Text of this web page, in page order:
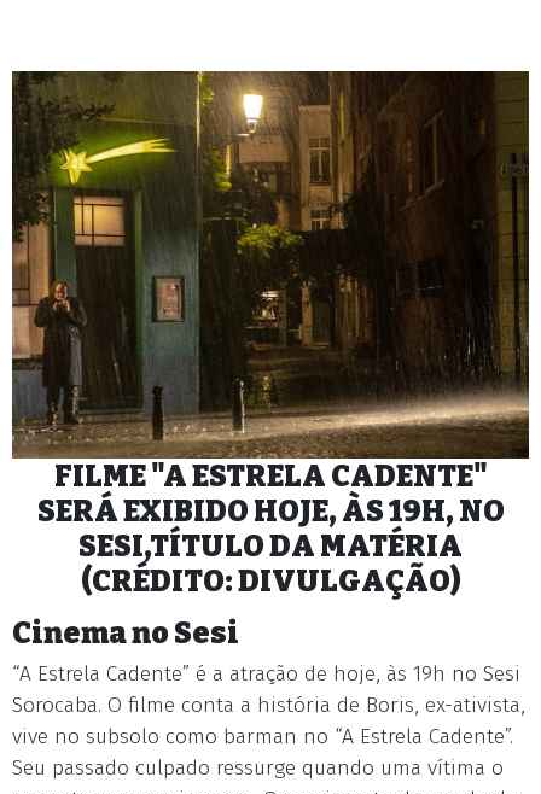
FILME "A ESTRELA CADENTE"
SERÁ EXIBIDO HOJE, ÀS 19H, NO
SESI,TÍTULO DA MATÉRIA
(CRÉDITO: DIVULGAÇÃO)
Cinema no Sesi
“A Estrela Cadente” é a atração de hoje, às 19h no Sesi
Sorocaba. O filme conta a história de Boris, ex-ativista,
vive no subsolo como barman no “A Estrela Cadente”.
Seu passado culpado ressurge quando uma vítima o